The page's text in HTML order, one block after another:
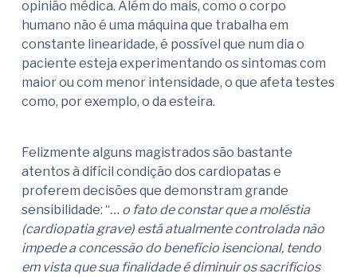
opinião médica. Além do mais, como o corpo
humano não é uma máquina que trabalha em
constante linearidade, é possível que num dia o
paciente esteja experimentando os sintomas com
maior ou com menor intensidade, o que afeta testes
como, por exemplo, o da esteira.
Felizmente alguns magistrados são bastante
atentos à difícil condição dos cardiopatas e
proferem decisões que demonstram grande
sensibilidade: “… o fato de constar que a moléstia
(cardiopatia grave) está atualmente controlada não
impede a concessão do benefício isencional, tendo
em vista que sua finalidade é diminuir os sacrifícios